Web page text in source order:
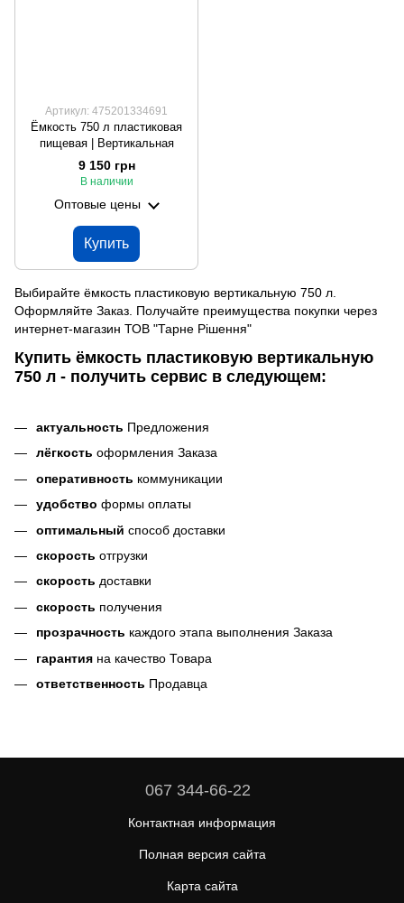
Артикул: 475201334691
Ёмкость 750 л пластиковая
пищевая | Вертикальная
9 150 грн
В наличии
Оптовые цены
Купить
Выбирайте ёмкость пластиковую вертикальную 750 л.
Оформляйте Заказ. Получайте преимущества покупки через
интернет-магазин ТОВ "Тарне Рішення"
Купить ёмкость пластиковую вертикальную
750 л - получить сервис в следующем:
актуальность Предложения
лёгкость оформления Заказа
оперативность коммуникации
удобство формы оплаты
оптимальный способ доставки
скорость отгрузки
скорость доставки
скорость получения
прозрачность каждого этапа выполнения Заказа
гарантия на качество Товара
ответственность Продавца
067 344-66-22
Контактная информация
Полная версия сайта
Карта сайта